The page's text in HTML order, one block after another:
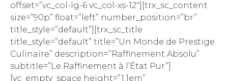
offset=”vc_col-lg-6 vc_col-xs-12″][trx_sc_content
size=”90p” float=”left” number_position=”br”
title_style=”default”][trx_sc_title
title_style=”default” title=”Un Monde de Prestige
Culinaire” description=”Raffinement Absolu”
subtitle=”Le Raffinement à l’État Pur”]
[vc_empty_space height=”1.1em”